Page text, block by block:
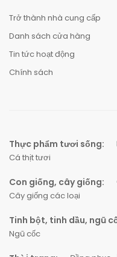
Trở thành nhà cung cấp
Danh sách cửa hàng
Tin tức hoạt động
Chính sách
Thực phẩm tươi sống:
Cá thịt tươi
Con giống, cây giống:
Cây giống các loại
Tinh bột, tinh dầu, ngũ
Ngũ cốc